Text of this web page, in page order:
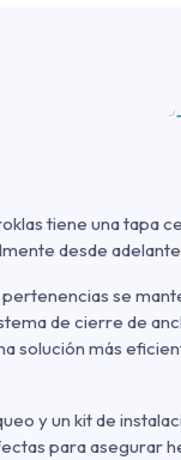
tiene una tapa
desde
se
de cierre de
solución más
y un kit de
para asegurar